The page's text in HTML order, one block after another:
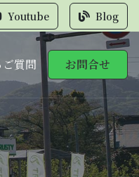
Youtube Blog
質問 お問合せ